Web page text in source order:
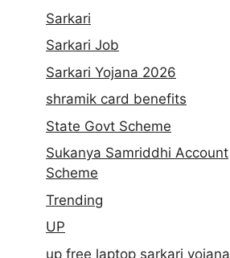
Sarkari
Sarkari Job
Sarkari Yojana 2026
shramik card benefits
State Govt Scheme
Sukanya Samriddhi Account
Scheme
Trending
UP
up free laptop sarkari yojana